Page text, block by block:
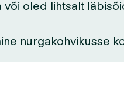
või oled lihtsalt
nurgakohvikusse